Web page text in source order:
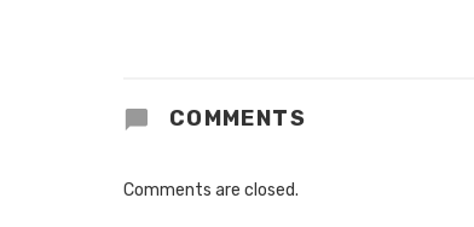
COMMENTS
Comments are closed.